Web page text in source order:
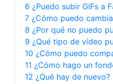
6 ¿Puedo subir GIFs a
7 ¿Cómo puedo
8 ¿Por qué no puedo
9 ¿Qué tipo de vídeo
10 ¿Cómo puedo
11 ¿Cómo hago un
12 ¿Qué hay de nuevo?